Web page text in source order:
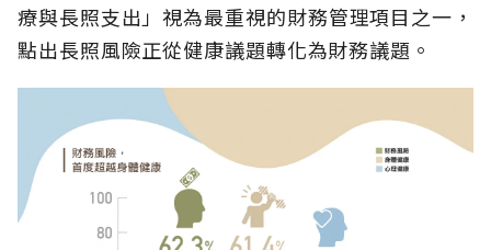
療與長照支出」視為最重視的財務管理項目之一，
點出長照風險正從健康議題轉化為財務議題。